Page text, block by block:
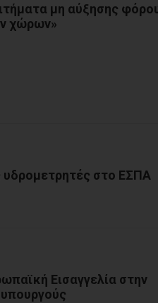
μη αύξησης
χώρων»
στο ΕΣΠΑ
Εισαγγελία στην